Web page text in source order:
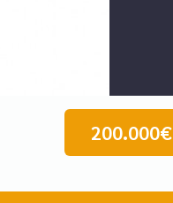
200.000€